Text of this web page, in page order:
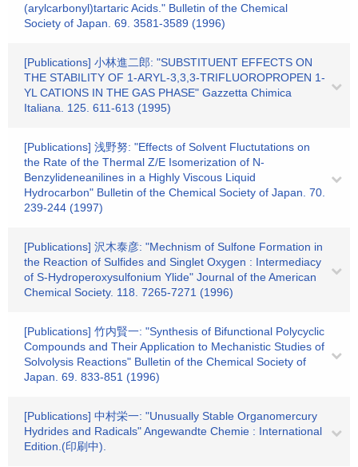
(arylcarbonyl)tartaric Acids." Bulletin of the Chemical
Society of Japan. 69. 3581-3589 (1996)
[Publications] 小林進二郎: "SUBSTITUENT EFFECTS ON
THE STABILITY OF 1-ARYL-3,3,3-TRIFLUOROPROPEN 1-
YL CATIONS IN THE GAS PHASE" Gazzetta Chimica
Italiana. 125. 611-613 (1995)
[Publications] 浅野努: "Effects of Solvent Fluctutations on
the Rate of the Thermal Z/E Isomerization of N-
Benzylideneanilines in a Highly Viscous Liquid
Hydrocarbon" Bulletin of the Chemical Society of Japan. 70.
239-244 (1997)
[Publications] 沢木泰彦: "Mechnism of Sulfone Formation in
the Reaction of Sulfides and Singlet Oxygen : Intermediacy
of S-Hydroperoxysulfonium Ylide" Journal of the American
Chemical Society. 118. 7265-7271 (1996)
[Publications] 竹内賢一: "Synthesis of Bifunctional Polycyclic
Compounds and Their Application to Mechanistic Studies of
Solvolysis Reactions" Bulletin of the Chemical Society of
Japan. 69. 833-851 (1996)
[Publications] 中村栄一: "Unusually Stable Organomercury
Hydrides and Radicals" Angewandte Chemie : International
Edition.(印刷中).